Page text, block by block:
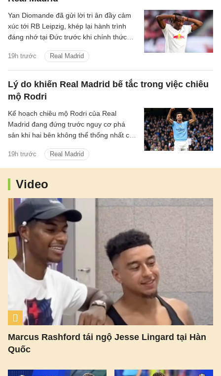
19h trước Real Madrid
Yan Diomande đã gửi lời tri ân đầy cảm
xúc tới RB Leipzig, khép lại hành trình
đáng nhớ tại Đức trước khi chính thức
Madrid.
Lý do khiến Real Madrid bế tắc trong việc chiêu
mộ Rodri
19h trước Real Madrid
Kế hoạch chiêu mộ Rodri của Real
Madrid đang đứng trước nguy cơ phá
sản khi hai bên không thể thống nhất các
nhượng.
Video
Marcus Rashford tái ngộ Jesse Lingard tại Hàn
Quốc